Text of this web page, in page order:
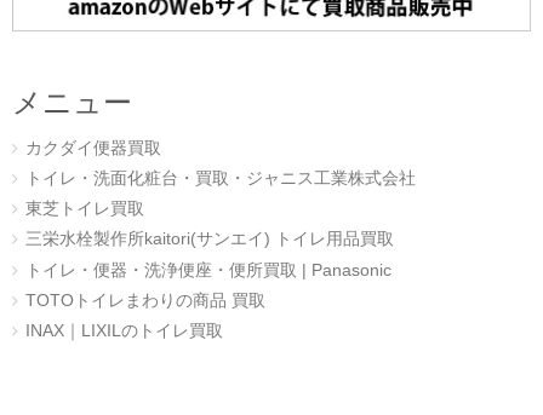
メニュー
カクダイ便器買取
トイレ・洗面化粧台・買取・ジャニス工業株式会社
東芝トイレ買取
三栄水栓製作所kaitori(サンエイ) トイレ用品買取
トイレ・便器・洗浄便座・便所買取 | Panasonic
TOTOトイレまわりの商品 買取
INAX｜LIXILのトイレ買取